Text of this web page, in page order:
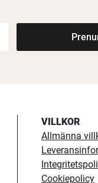
VILLKOR
Allmänna
Cookiepolicy